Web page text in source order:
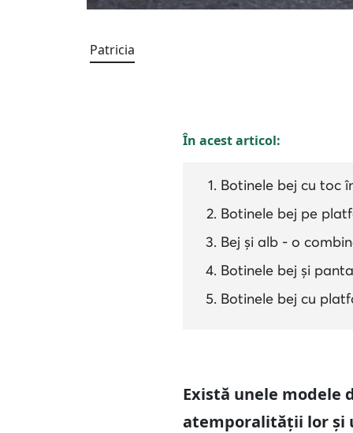
Patricia
În acest articol:
Botinele bej cu toc
Botinele bej pe
Bej și alb - o
Botinele bej și
Botinele bej cu
Există unele modele
atemporalității lor și